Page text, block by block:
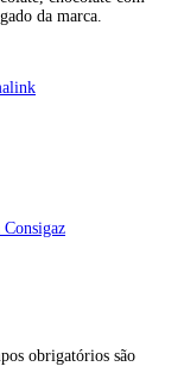
da marca.
Consigaz
obrigatórios são